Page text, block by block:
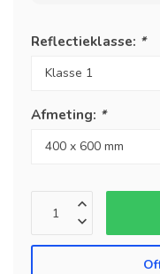
Reflectieklasse: *
Afmeting: *